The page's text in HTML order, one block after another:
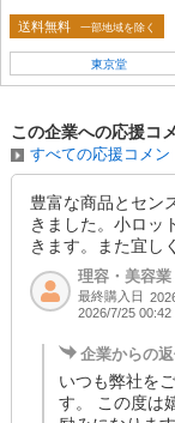
送料無料 一部地域を除く
東京堂
この企業への応援コ
すべての応援コメン
豊富な商品とセン
きました。小ロッ
きます。また宜し
理容・美容業
最終購入日
2026/7/25 00:42
企業からの
いつも弊社を
す。 この度は